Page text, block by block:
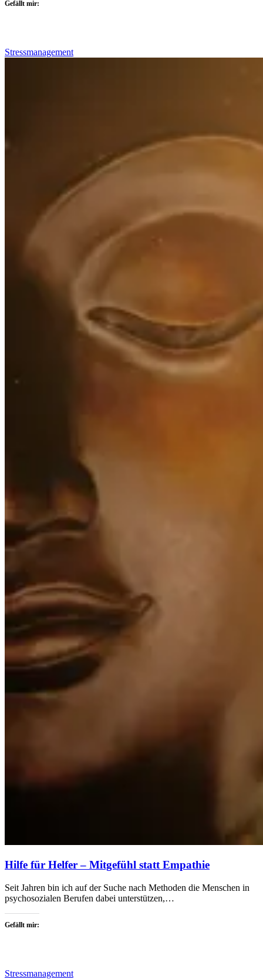
Gefällt mir:
Stressmanagement
Hilfe für Helfer – Mitgefühl statt Empathie
Seit Jahren bin ich auf der Suche nach Methoden die Menschen in
psychosozialen Berufen dabei unterstützen,…
Gefällt mir:
Stressmanagement